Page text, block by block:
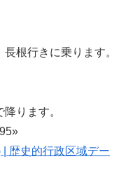
根行きに乗ります。
ります。
歴史的行政区域デー